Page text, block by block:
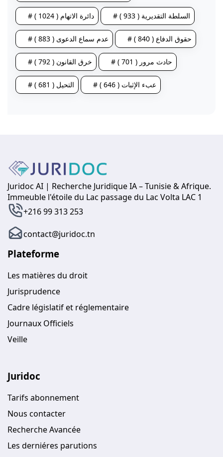
# دائرة الاتهام ( 1024 ) # السلطة التقديرية ( 933 )
# عدم سماع الدعوى ( 883 ) # حقوق الدفاع ( 840 )
# خرق القانون ( 792 ) # حادث مرور ( 701 )
# التحيل ( 681 ) # عبء الإثبات ( 646 )
Juridoc AI | Recherche Juridique IA – Tunisie & Afrique.
Immeuble l'étoile du Lac passage du Lac Volta LAC 1
+216 99 313 253
contact@juridoc.tn
Plateforme
Les matières du droit
Jurisprudence
Cadre législatif et réglementaire
Journaux Officiels
Veille
Juridoc
Tarifs abonnement
Nous contacter
Recherche Avancée
Les derniéres parutions